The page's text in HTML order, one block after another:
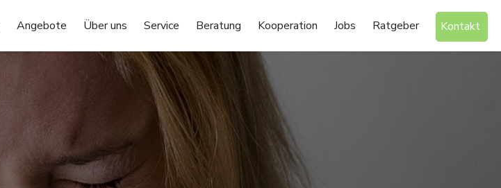
Angebote Über uns Service Beratung Kooperation Jobs Ratgeber Kontakt